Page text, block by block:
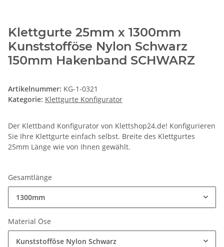
Klettgurte 25mm x 1300mm
Kunststofföse Nylon Schwarz
150mm Hakenband SCHWARZ
Artikelnummer: KG-1-0321
Kategorie: Klettgurte Konfigurator
Der Klettband Konfigurator von Klettshop24.de! Konfigurieren
Sie Ihre Klettgurte einfach selbst. Breite des Klettgurtes
25mm Länge wie von Ihnen gewählt.
Gesamtlänge
1300mm
Material Öse
Kunststofföse Nylon Schwarz